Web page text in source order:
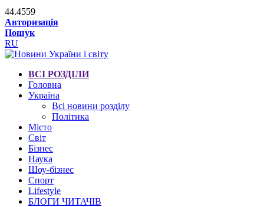
44.4559
Авторизація
Пошук
RU
ВСІ РОЗДІЛИ
Головна
Україна
Всі новини розділу
Політика
Місто
Світ
Бізнес
Наука
Шоу-бізнес
Спорт
Lifestyle
БЛОГИ ЧИТАЧІВ